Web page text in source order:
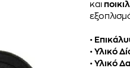
και
•
• Υλικό
• Υλικό